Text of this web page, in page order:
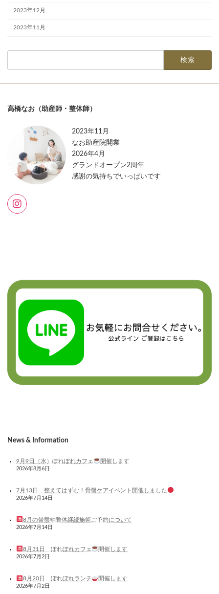
2023年12月
2023年11月
高橋なお（助産師・整体師）
2023年11月
なお助産院開業
2026年4月
グランドオープン2周年
感謝の気持ちでいっぱいです
News & Information
9月9日（水）ぽれぽれカフェ 開催します
2026年8月6日
7月13日 整えてはずむ！骨盤ケアイベント開催しました
2026年7月14日
8月の骨盤軸整体継続施術ご予約について
2026年7月14日
8月31日 ぽれぽれカフェ 開催します
2026年7月2日
8月20日 ぽれぽれランチ 開催します
2026年7月2日